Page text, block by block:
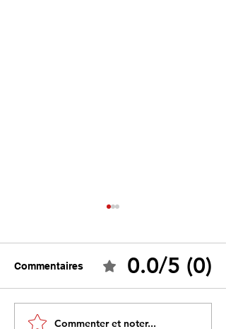
Tebboune face à ses
Commentaires 0.0/5 (0)
Commenter et noter...